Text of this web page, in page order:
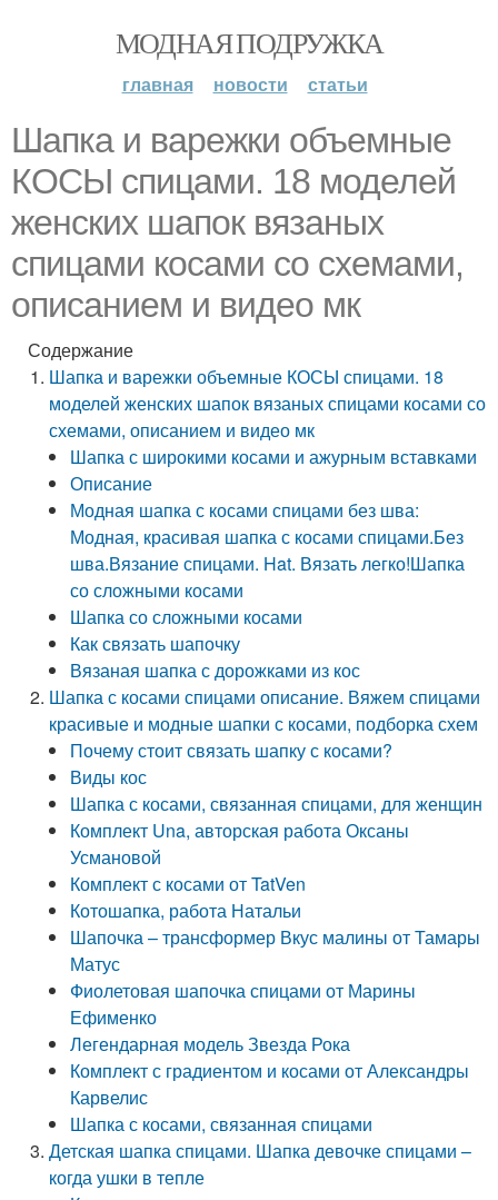
МОДНАЯ ПОДРУЖКА
главная новости статьи
Шапка и варежки объемные
КОСЫ спицами. 18 моделей
женских шапок вязаных
спицами косами со схемами,
описанием и видео мк
Содержание
Шапка и варежки объемные КОСЫ спицами. 18
моделей женских шапок вязаных спицами косами со
схемами, описанием и видео мк
Шапка с широкими косами и ажурным вставками
Описание
Модная шапка с косами спицами без шва:
Модная, красивая шапка с косами спицами.Без
шва.Вязание спицами. Hat. Вязать легко!Шапка
со сложными косами
Шапка со сложными косами
Как связать шапочку
Вязаная шапка с дорожками из кос
Шапка с косами спицами описание. Вяжем спицами
красивые и модные шапки с косами, подборка схем
Почему стоит связать шапку с косами?
Виды кос
Шапка с косами, связанная спицами, для женщин
Комплект Una, авторская работа Оксаны
Усмановой
Комплект с косами от TatVen
Котошапка, работа Натальи
Шапочка – трансформер Вкус малины от Тамары
Матус
Фиолетовая шапочка спицами от Марины
Ефименко
Легендарная модель Звезда Рока
Комплект с градиентом и косами от Александры
Карвелис
Шапка с косами, связанная спицами
Детская шапка спицами. Шапка девочке спицами –
когда ушки в тепле